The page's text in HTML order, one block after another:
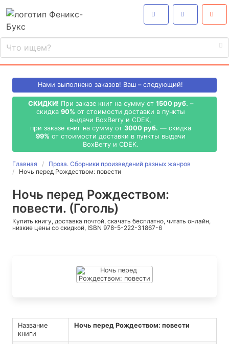
Нами выполнено заказов! Ваш – следующий!
СКИДКИ! При заказе книг на сумму от 1500 руб. –
скидка 90% от стоимости доставки в пункты
выдачи BoxBerry и CDEK,
при заказе книг на сумму от 3000 руб. — скидка
99% от стоимости доставки в пункты выдачи
BoxBerry и CDEK.
Главная
Проза. Сборники произведений разных жанров
Ночь перед Рождеством: повести
Ночь перед Рождеством:
повести. (Гоголь)
Купить книгу, доставка почтой, скачать бесплатно, читать онлайн,
низкие цены со скидкой, ISBN 978-5-222-31867-6
Название
книги
Ночь перед Рождеством: повести